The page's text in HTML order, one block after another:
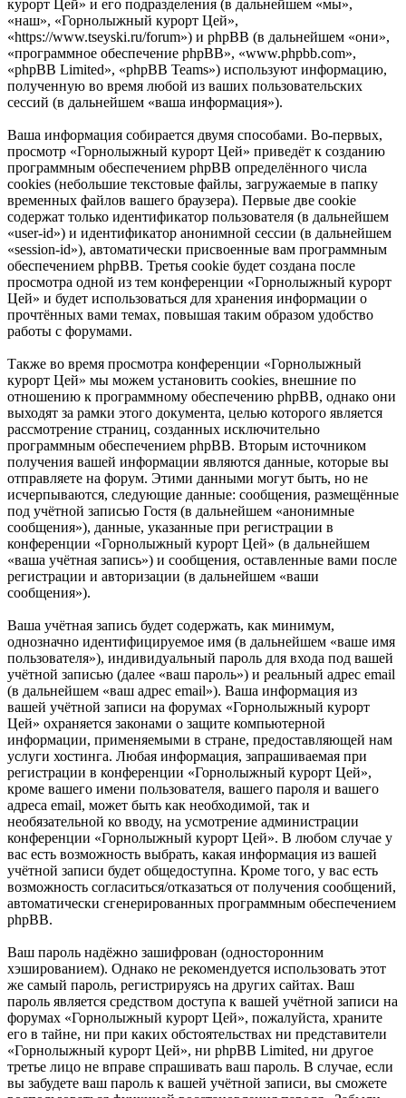
курорт Цей» и его подразделения (в дальнейшем «мы»,
«наш», «Горнолыжный курорт Цей»,
«https://www.tseyski.ru/forum») и phpBB (в дальнейшем «они»,
«программное обеспечение phpBB», «www.phpbb.com»,
«phpBB Limited», «phpBB Teams») используют информацию,
полученную во время любой из ваших пользовательских
сессий (в дальнейшем «ваша информация»).
Ваша информация собирается двумя способами. Во-первых,
просмотр «Горнолыжный курорт Цей» приведёт к созданию
программным обеспечением phpBB определённого числа
cookies (небольшие текстовые файлы, загружаемые в папку
временных файлов вашего браузера). Первые две cookie
содержат только идентификатор пользователя (в дальнейшем
«user-id») и идентификатор анонимной сессии (в дальнейшем
«session-id»), автоматически присвоенные вам программным
обеспечением phpBB. Третья cookie будет создана после
просмотра одной из тем конференции «Горнолыжный курорт
Цей» и будет использоваться для хранения информации о
прочтённых вами темах, повышая таким образом удобство
работы с форумами.
Также во время просмотра конференции «Горнолыжный
курорт Цей» мы можем установить cookies, внешние по
отношению к программному обеспечению phpBB, однако они
выходят за рамки этого документа, целью которого является
рассмотрение страниц, созданных исключительно
программным обеспечением phpBB. Вторым источником
получения вашей информации являются данные, которые вы
отправляете на форум. Этими данными могут быть, но не
исчерпываются, следующие данные: сообщения, размещённые
под учётной записью Гостя (в дальнейшем «анонимные
сообщения»), данные, указанные при регистрации в
конференции «Горнолыжный курорт Цей» (в дальнейшем
«ваша учётная запись») и сообщения, оставленные вами после
регистрации и авторизации (в дальнейшем «ваши
сообщения»).
Ваша учётная запись будет содержать, как минимум,
однозначно идентифицируемое имя (в дальнейшем «ваше имя
пользователя»), индивидуальный пароль для входа под вашей
учётной записью (далее «ваш пароль») и реальный адрес email
(в дальнейшем «ваш адрес email»). Ваша информация из
вашей учётной записи на форумах «Горнолыжный курорт
Цей» охраняется законами о защите компьютерной
информации, применяемыми в стране, предоставляющей нам
услуги хостинга. Любая информация, запрашиваемая при
регистрации в конференции «Горнолыжный курорт Цей»,
кроме вашего имени пользователя, вашего пароля и вашего
адреса email, может быть как необходимой, так и
необязательной ко вводу, на усмотрение администрации
конференции «Горнолыжный курорт Цей». В любом случае у
вас есть возможность выбрать, какая информация из вашей
учётной записи будет общедоступна. Кроме того, у вас есть
возможность согласиться/отказаться от получения сообщений,
автоматически сгенерированных программным обеспечением
phpBB.
Ваш пароль надёжно зашифрован (односторонним
хэшированием). Однако не рекомендуется использовать этот
же самый пароль, регистрируясь на других сайтах. Ваш
пароль является средством доступа к вашей учётной записи на
форумах «Горнолыжный курорт Цей», пожалуйста, храните
его в тайне, ни при каких обстоятельствах ни представители
«Горнолыжный курорт Цей», ни phpBB Limited, ни другое
третье лицо не вправе спрашивать ваш пароль. В случае, если
вы забудете ваш пароль к вашей учётной записи, вы сможете